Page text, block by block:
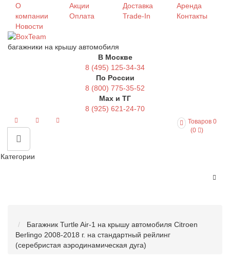
О
компании
Новости
Акции
Оплата
Доставка
Trade-In
Аренда
Контакты
багажники на крышу автомобиля
В Москве
8 (495) 125-34-34
По России
8 (800) 775-35-52
Max и ТГ
8 (925) 621-24-70
Товаров 0
(0
)
Категории
Багажник Turtle Air-1 на крышу автомобиля Citroen
Berlingo 2008-2018 г. на стандартный рейлинг
(серебристая аэродинамическая дуга)